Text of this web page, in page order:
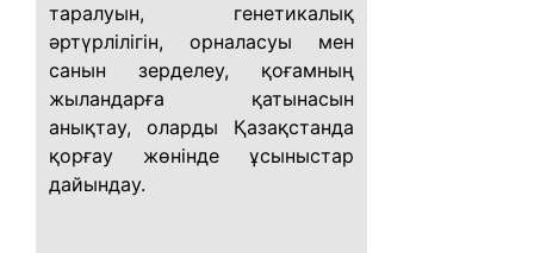
таралуын, генетикалық
әртүрлілігін, орналасуы мен
санын зерделеу, қоғамның
жыландарға қатынасын
анықтау, оларды Қазақстанда
қорғау жөнінде ұсыныстар
дайындау.